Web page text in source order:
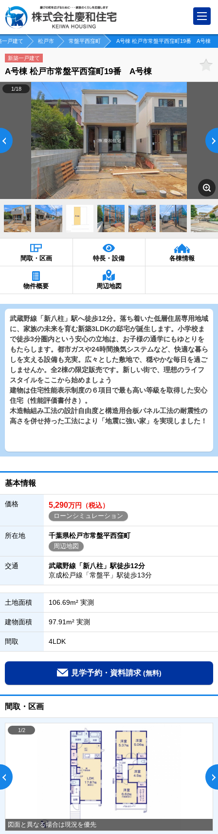
一戸建て 松戸市 常盤平西窪町 A号棟 松戸市常盤平西窪町19番 A号棟
新築一戸建て
A号棟 松戸市常盤平西窪町19番 A号棟
1/18
間取・区画 特長・設備 各棟情報
物件概要 周辺地図
武蔵野線「新八柱」駅へ徒歩12分。落ち着いた低層住居専用地域
に、家族の未来を育む新築3LDKの邸宅が誕生します。小学校ま
で徒歩3分圏内という安心の立地は、お子様の通学にもゆとりを
もたらします。都市ガスや24時間換気システムなど、快適な暮ら
しを支える設備も充実。広々とした敷地で、穏やかな毎日を過ご
しませんか。全2棟の限定販売です。新しい街で、理想のライフ
スタイルをここから始めましょう
建物は住宅性能表示制度の６項目で最も高い等級を取得した安心
住宅（性能評価書付き）。
木造軸組み工法の設計自由度と構造用合板パネル工法の耐震性の
高さを併せ持った工法により「地震に強い家」を実現しました！
基本情報
価格 5,290万円（税込）
ローンシミュレーション
所在地 千葉県松戸市常盤平西窪町
周辺地図
交通
武蔵野線「新八柱」駅徒歩12分
京成松戸線「常盤平」駅徒歩13分
土地面積 106.69m² 実測
建物面積 97.91m² 実測
間取 4LDK
見学予約・資料請求 (無料)
間取・区画
図面と異なる場合は現況を優先
1/2